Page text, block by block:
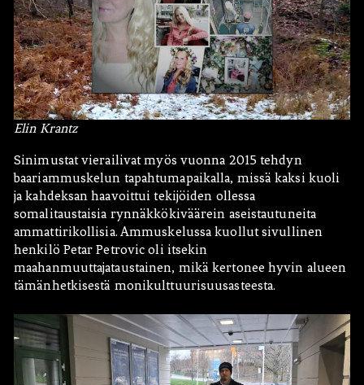
Elin Krantz
Sinimustat vierailivat myös vuonna 2015 tehdyn
baariammuskelun tapahtumapaikalla, missä kaksi kuoli
ja kahdeksan haavoittui tekijöiden ollessa
somalitaustaisia rynnäkkökiväärein aseistautuneita
ammattirikollisia. Ammuskelussa kuollut sivullinen
henkilö Petar Petrovic oli itsekin
maahanmuuttajataustainen, mikä kertonee hyvin alueen
tämänhetkisestä monikulttuurisuusasteesta.